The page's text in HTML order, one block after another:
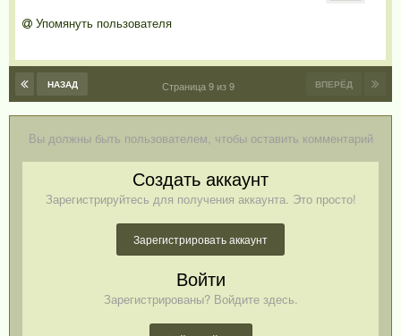
Упомянуть пользователя
НАЗАД ВПЕРЁД
Страница 9 из 9
Вы должны быть пользователем, чтобы оставить комментарий
Создать аккаунт
Зарегистрируйтесь для получения аккаунта. Это просто!
Зарегистрировать аккаунт
Войти
Зарегистрированы? Войдите здесь.